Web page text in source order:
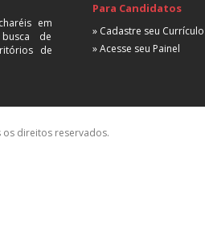
em
de
de
Para Candidatos
» Cadastre seu Currículo
» Acesse seu Painel
os direitos reservados.